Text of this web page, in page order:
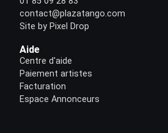
contact@plazatango.com
Site by Pixel Drop
Aide
Centre d'aide
Paiement artistes
Facturation
Espace Annonceurs